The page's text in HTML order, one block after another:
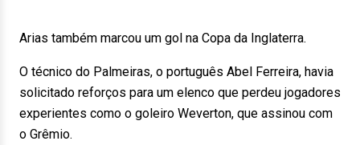
Arias também marcou um gol na Copa da Inglaterra.
O técnico do Palmeiras, o português Abel Ferreira, havia
solicitado reforços para um elenco que perdeu jogadores
experientes como o goleiro Weverton, que assinou com
o Grêmio.